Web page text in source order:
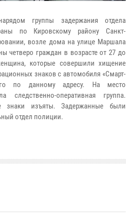
группы задержания отдела
по Кировскому району Санкт-
возле дома на улице Маршала
четверо граждан в возрасте от 27 до
которые совершили хищение
знаков с автомобиля «Смарт-
по данному адресу. На место
следственно-оперативная группа.
знаки изъяты. Задержанные были
отдел полиции.